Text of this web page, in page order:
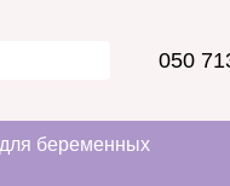
050
беременных